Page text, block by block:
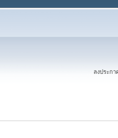
ลงประก